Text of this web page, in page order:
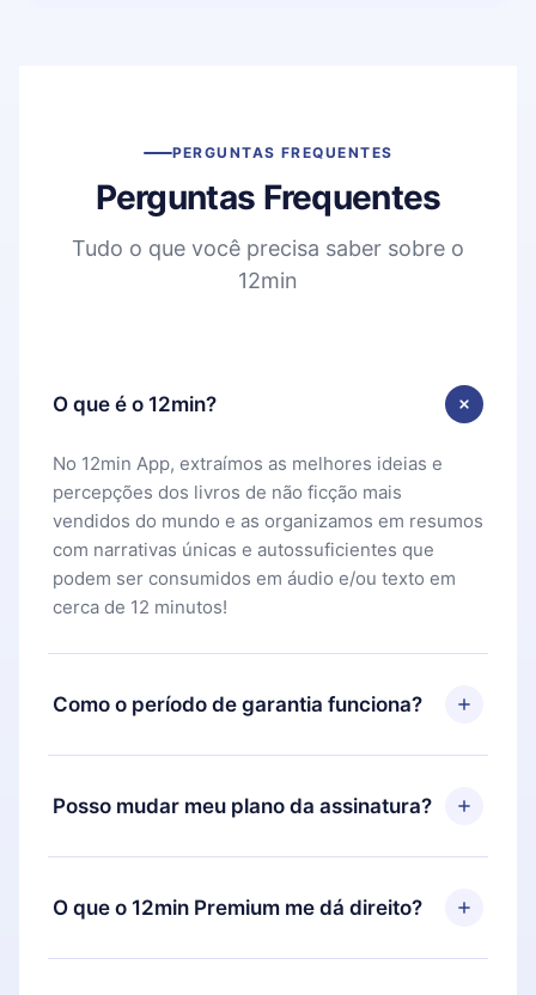
PERGUNTAS FREQUENTES
Perguntas Frequentes
Tudo o que você precisa saber sobre o
12min
O que é o 12min?
No 12min App, extraímos as melhores ideias e
percepções dos livros de não ficção mais
vendidos do mundo e as organizamos em resumos
com narrativas únicas e autossuficientes que
podem ser consumidos em áudio e/ou texto em
cerca de 12 minutos!
Como o período de garantia funciona?
Você pode baixar nosso aplicativo e começar a
aproveitar nossa biblioteca. Se por algum motivo
não ficar satisfeito com nossa plataforma, basta
e solicitar o reembolso do valor. Você receberá
Posso mudar meu plano da assinatura?
Sim, mas a mudança só se aplicará a partir do
próximo período de cobrança. Por exemplo, se
você decidiu mudar sua assinatura mensal para
O que o 12min Premium me dá direito?
O 12min Premium é um plano que te garante